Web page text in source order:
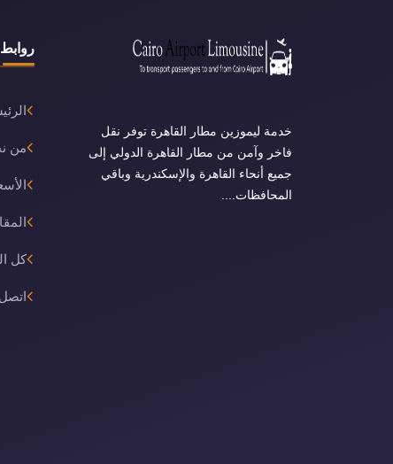
خدمة ليموزين مطار القاهرة توفر نقل
فاخر وآمن من مطار القاهرة الدولي إلى
جميع أنحاء القاهرة والإسكندرية وباقي
المحافظات....
من
كل